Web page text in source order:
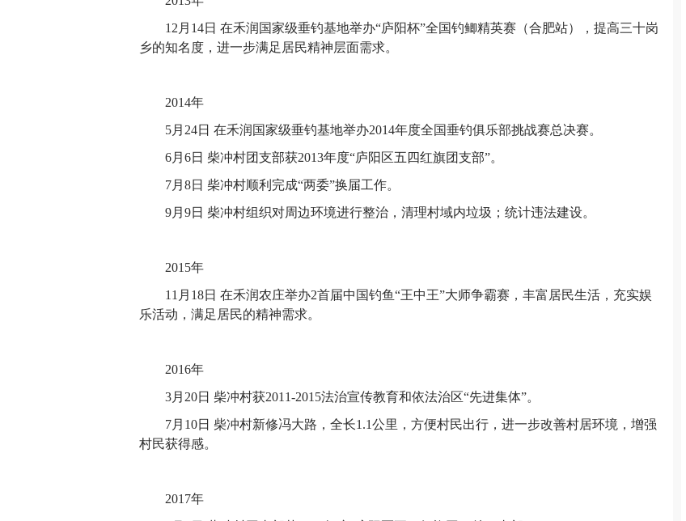
12月14日 在禾润国家级垂钓基地举办“庐阳杯”全国钓鲫精英赛（合肥站），提高三十岗
乡的知名度，进一步满足居民精神层面需求。
2014年
5月24日 在禾润国家级垂钓基地举办2014年度全国垂钓俱乐部挑战赛总决赛。
6月6日 柴冲村团支部获2013年度“庐阳区五四红旗团支部”。
7月8日 柴冲村顺利完成“两委”换届工作。
9月9日 柴冲村组织对周边环境进行整治，清理村域内垃圾；统计违法建设。
2015年
11月18日 在禾润农庄举办2首届中国钓鱼“王中王”大师争霸赛，丰富居民生活，充实娱
乐活动，满足居民的精神需求。
2016年
3月20日 柴冲村获2011-2015法治宣传教育和依法治区“先进集体”。
7月10日 柴冲村新修冯大路，全长1.1公里，方便村民出行，进一步改善村居环境，增强
村民获得感。
2017年